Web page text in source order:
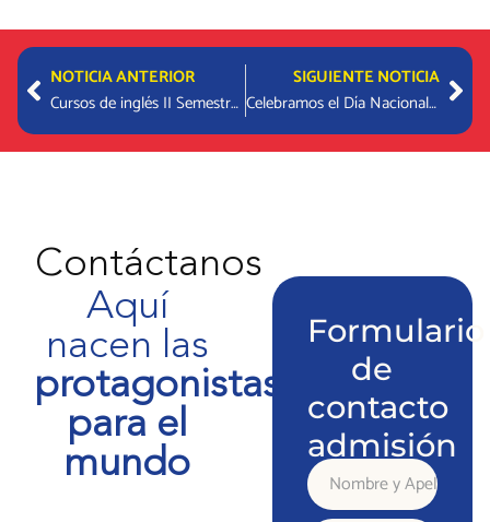
PrevNOTICIA ANTERIOR
Cursos de inglés II Semestre: Instituto Chileno Británico.
SIGUIENTE NOTICIA
Celebramos el Día Nacional de Francia
Contáctanos
Aquí
nacen las
protagonistas
para el
mundo
Formulario
de
contacto
admisión
Nombre